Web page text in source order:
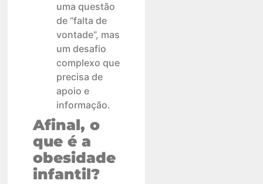
uma questão
de “falta de
vontade”, mas
um desafio
complexo que
precisa de
apoio e
informação.
Afinal, o
que é a
obesidade
infantil?